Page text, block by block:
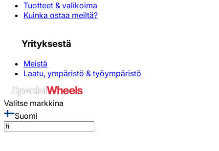
Tuotteet & valikoima
Kuinka ostaa meiltä?
Yrityksestä
Meistä
Laatu, ympäristö & työympäristö
Valitse markkina
Suomi